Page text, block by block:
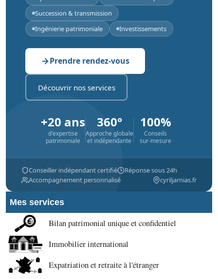
Succession & transmission
Ingénierie patrimoniale
Investissements
Prendre rendez-vous
Découvrir nos services
+20 ans
d'expertise
patrimoniale
360°
Approche globale
et indépendante
100%
Conseils
sur-mesure
Conseiller indépendant certifié
Réponse sous 24h
Accompagnement personnalisé
cyriljarnias.fr
Mes services
Bilan patrimonial unique et confidentiel
Immobilier international
Expatriation et retraite à l'étranger